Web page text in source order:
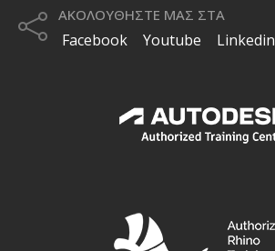
ΑΚΟΛΟΥΘΗΣΤΕ ΜΑΣ ΣΤΑ
Facebook Youtube Linkedin